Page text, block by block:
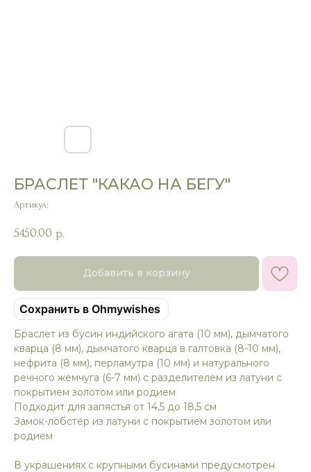
БРАСЛЕТ "КАКАО НА БЕГУ"
Артикул:
5450,00 р.
Добавить в корзину
Сохранить в Ohmywishes
Браслет из бусин индийского агата (10 мм), дымчатого
кварца (8 мм), дымчатого кварца в галтовка (8-10 мм),
нефрита (8 мм), перламутра (10 мм) и натурального
речного жемчуга (6-7 мм) с разделителем из латуни с
покрытием золотом или родием
Подходит для запястья от 14,5 до 18,5 см
Замок-лобстер из латуни с покрытием золотом или
родием
В украшениях с крупными бусинами предусмотрен